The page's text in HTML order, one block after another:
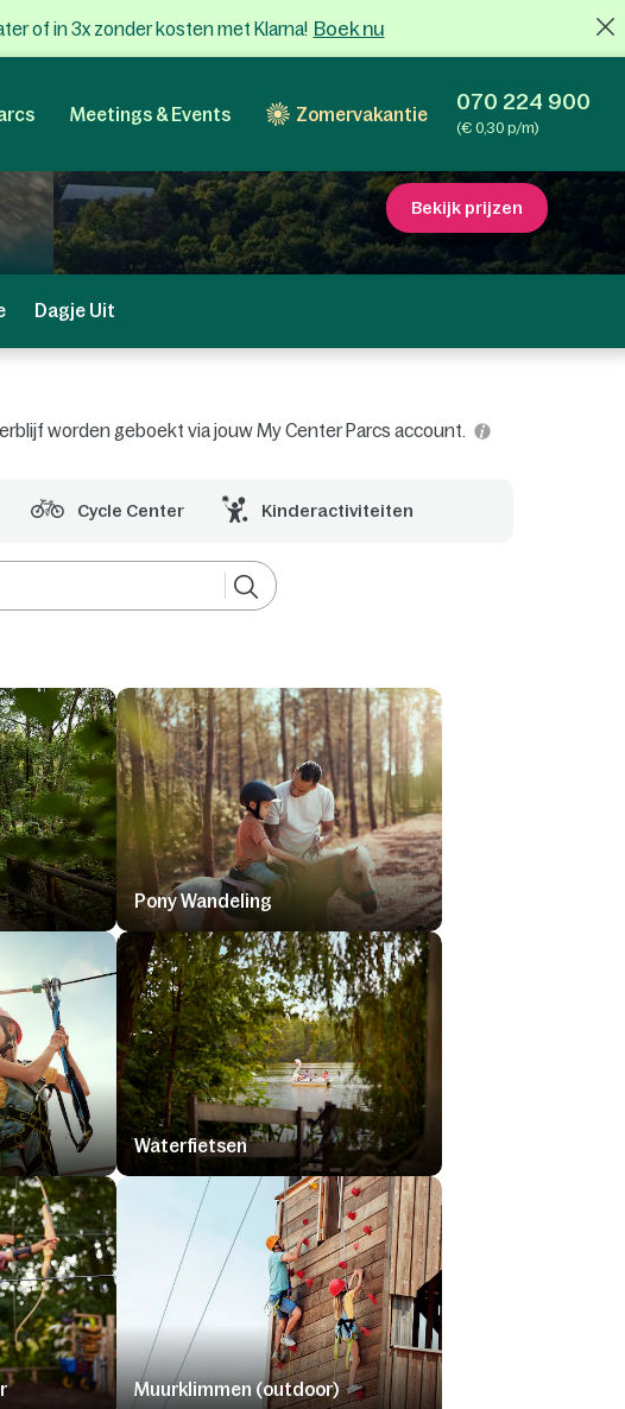
of in 3x zonder kosten met Klarna! Boek nu
Meetings & Events Zomervakantie 070 224 900
(€ 0,30 p/m)
Bekijk prijzen
Dagje Uit
worden geboekt via jouw My Center Parcs account.
Cycle Center Kinderactiviteiten
Pony Wandeling
Waterfietsen
Muurklimmen (outdoor)